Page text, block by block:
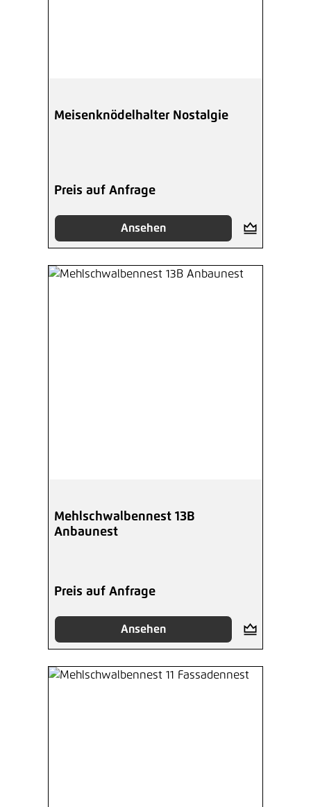
Meisenknödelhalter Nostalgie
Preis auf Anfrage
Ansehen
Mehlschwalbennest 13B
Anbaunest
Preis auf Anfrage
Ansehen